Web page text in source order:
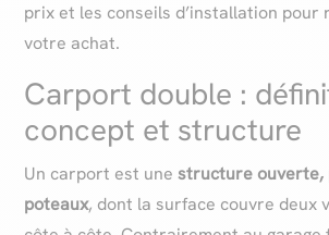
prix et les conseils d’installation pour
votre achat.
Carport double :
concept et structure
Un carport est une structure ouverte,
poteaux, dont la surface couvre deux